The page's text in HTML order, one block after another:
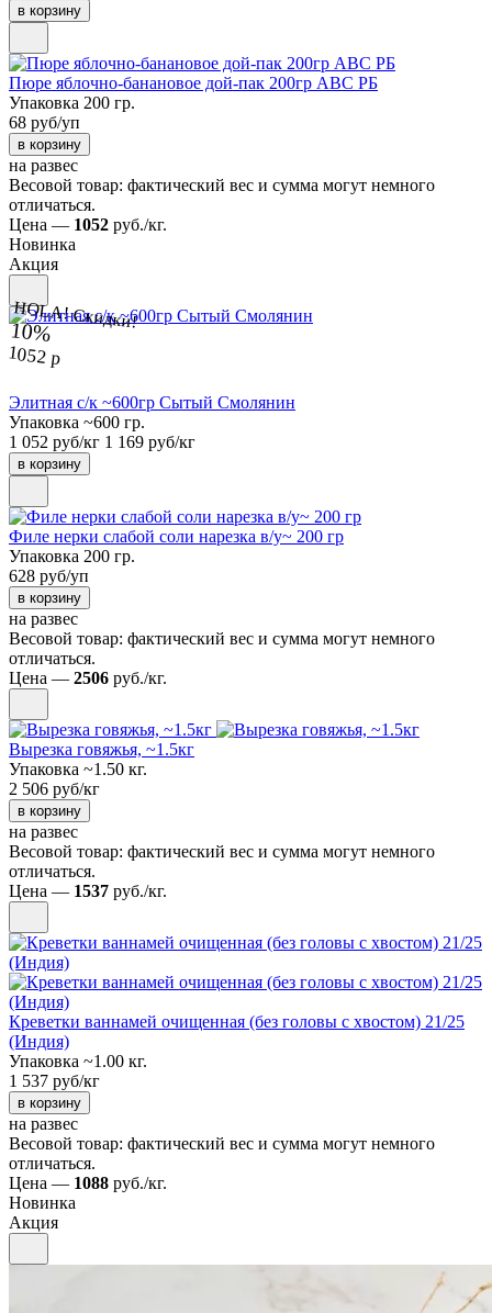
в корзину
Пюре яблочно-банановое дой-пак 200гр АВС РБ
Упаковка 200 гр.
68 руб/уп
в корзину
на развес
Весовой товар: фактический вес и сумма могут немного
отличаться.
Цена — 1052 руб./кг.
Новинка
Акция
HOLA! Скидки!
10%
1052 р
Элитная с/к ~600гр Сытый Смолянин
Упаковка ~600 гр.
1 052 руб/кг 1 169 руб/кг
в корзину
Филе нерки слабой соли нарезка в/у~ 200 гр
Упаковка 200 гр.
628 руб/уп
в корзину
на развес
Весовой товар: фактический вес и сумма могут немного
отличаться.
Цена — 2506 руб./кг.
Вырезка говяжья, ~1.5кг
Упаковка ~1.50 кг.
2 506 руб/кг
в корзину
на развес
Весовой товар: фактический вес и сумма могут немного
отличаться.
Цена — 1537 руб./кг.
Креветки ваннамей очищенная (без головы с хвостом) 21/25
(Индия)
Упаковка ~1.00 кг.
1 537 руб/кг
в корзину
на развес
Весовой товар: фактический вес и сумма могут немного
отличаться.
Цена — 1088 руб./кг.
Новинка
Акция